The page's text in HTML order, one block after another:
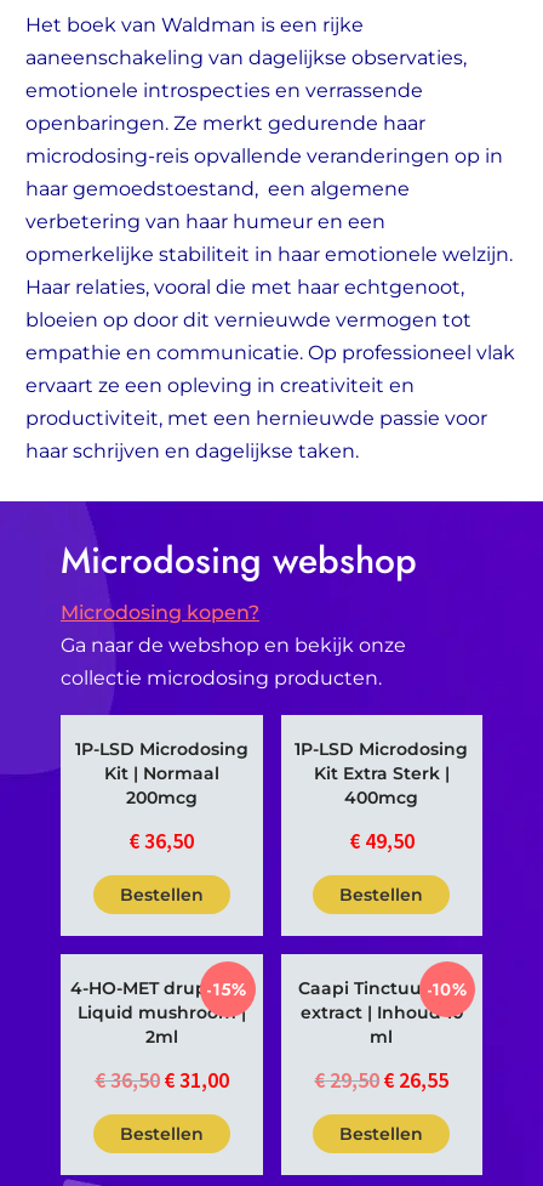
Het boek van Waldman is een rijke
aaneenschakeling van dagelijkse observaties,
emotionele introspecties en verrassende
openbaringen. Ze merkt gedurende haar
microdosing-reis opvallende veranderingen op in
haar gemoedstoestand, een algemene
verbetering van haar humeur en een
opmerkelijke stabiliteit in haar emotionele welzijn.
Haar relaties, vooral die met haar echtgenoot,
bloeien op door dit vernieuwde vermogen tot
empathie en communicatie. Op professioneel vlak
ervaart ze een opleving in creativiteit en
productiviteit, met een hernieuwde passie voor
haar schrijven en dagelijkse taken.
Microdosing webshop
Microdosing kopen?
Ga naar de webshop en bekijk onze
collectie microdosing producten.
1P-LSD Microdosing
Kit | Normaal
200mcg
€36,50
Bestellen
1P-LSD Microdosing
Kit Extra Sterk |
400mcg
€49,50
Bestellen
-15%
4-HO-MET druppels |
Liquid mushroom |
2ml
€36,50 Oorspronkelijke
prijs
was:
€ 36,50.
€31,00Huidige
is:
€ 31,00.
Bestellen
-10%
Caapi Tinctuur | 4x
extract | Inhoud 10
ml
€29,50 Oorspronkelijke
prijs
was:
€ 29,50.
€ 26,55
is:
€ 26,55.
Bestellen